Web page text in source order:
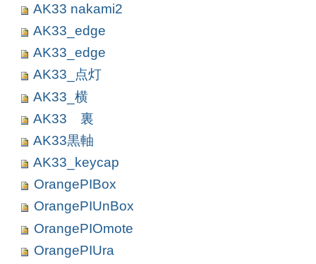
AK33 nakami2
AK33_edge
AK33_edge
AK33_点灯
AK33_横
AK33 裏
AK33黒軸
AK33_keycap
OrangePIBox
OrangePIUnBox
OrangePIOmote
OrangePIUra